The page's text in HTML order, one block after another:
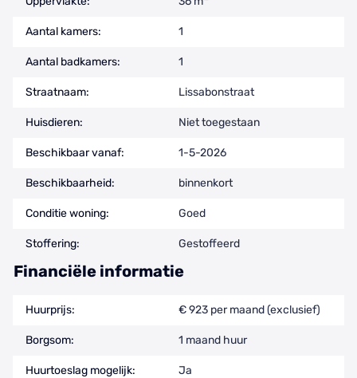
Aantal kamers: 1
Aantal badkamers: 1
Straatnaam: Lissabonstraat
Huisdieren: Niet toegestaan
Beschikbaar vanaf: 1-5-2026
Beschikbaarheid: binnenkort
Conditie woning: Goed
Stoffering: Gestoffeerd
Financiële informatie
Huurprijs: € 923 per maand (exclusief)
Borgsom: 1 maand huur
Huurtoeslag mogelijk: Ja